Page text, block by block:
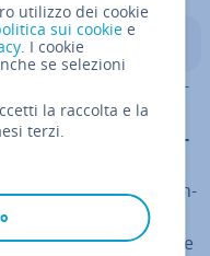
endpoint è im­pre­scin­
termine si
olistico per tutti i di­
server. Se im­ple­men­
la sicurezza degli
di sicurezza, come
utilizzo dei cookie
sui cookie e
. I cookie
se selezioni
la raccolta e la
terzi.